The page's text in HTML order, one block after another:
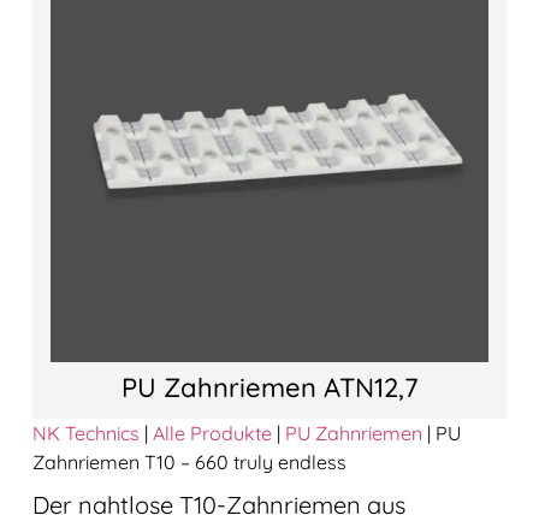
NK Technics | Alle Produkte| PU Zahnriemen | PU
Zahnriemen T10 – 660 truly endless
Der nahtlose T10-Zahnriemen aus
PU Zahnriemen ATN12,7